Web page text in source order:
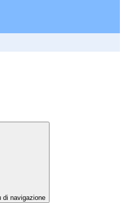
di navigazione